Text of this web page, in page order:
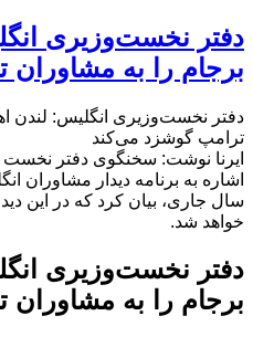
دفتر نخست‌وزیری
برجام را به
دفتر نخست‌وزیری انگلیس: لندن
ترامپ گوشزد می‌کند
ایرنا نوشت: سخنگوی دفتر نخست
اشاره به برنامه دیدار مشاوران
سال جاری، بیان کرد که در این
خواهد شد.
دفتر نخست‌وزیری
برجام را به